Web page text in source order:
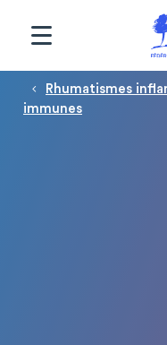
Fil d'Ariane
Rhumatismes
immunes
Panneau de gestion